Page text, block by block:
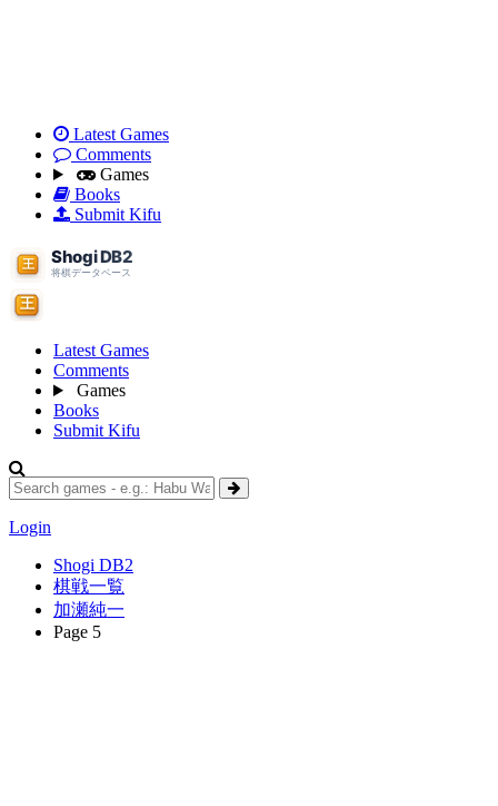
Latest Games
Comments
Games
Books
Submit Kifu
Latest Games
Comments
Games
Books
Submit Kifu
Login
Shogi DB2
棋戦一覧
加瀬純一
Page 5